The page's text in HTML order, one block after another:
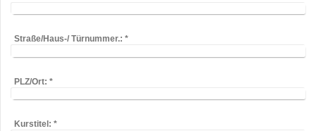
Straße/Haus-/ Türnummer.: *
PLZ/Ort: *
Kurstitel: *